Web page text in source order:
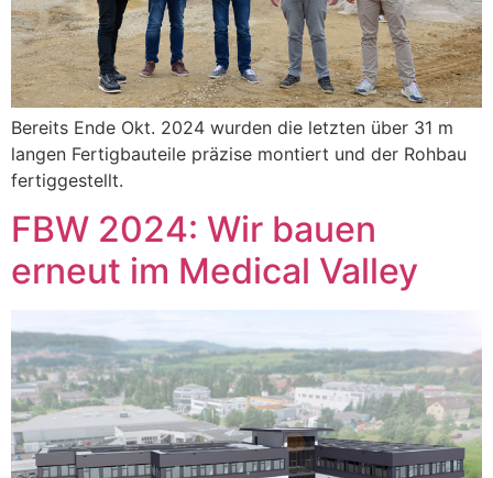
Bereits Ende Okt. 2024 wurden die letzten über 31 m
langen Fertigbauteile präzise montiert und der Rohbau
fertiggestellt.
FBW 2024: Wir bauen
erneut im Medical Valley